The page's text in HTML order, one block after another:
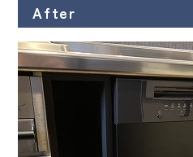
After